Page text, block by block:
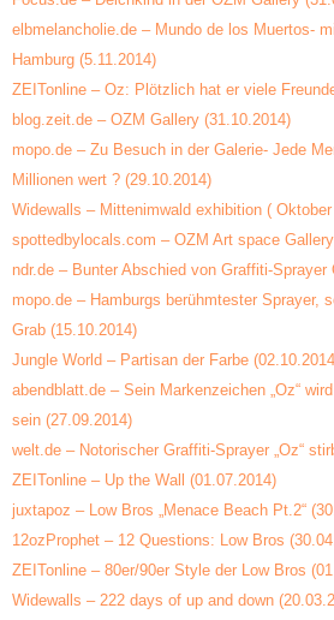
elbmelancholie.de – Mundo de los Muertos-
Hamburg (5.11.2014)
ZEITonline – Oz: Plötzlich hat er viele
blog.zeit.de – OZM Gallery (31.10.2014)
mopo.de – Zu Besuch in der Galerie- Jede
Millionen wert ? (29.10.2014)
Widewalls – Mittenimwald exhibition (
spottedbylocals.com – OZM Art space Gallery
ndr.de – Bunter Abschied von Graffiti-Sprayer
mopo.de – Hamburgs berühmtester Sprayer,
Grab (15.10.2014)
Jungle World – Partisan der Farbe
abendblatt.de – Sein Markenzeichen „Oz“
sein (27.09.2014)
welt.de – Notorischer Graffiti-Sprayer „Oz“
ZEITonline – Up the Wall (01.07.2014)
juxtapoz – Low Bros „Menace Beach Pt.2“
12ozProphet – 12 Questions: Low Bros
ZEITonline – 80er/90er Style der Low Bros
Widewalls – 222 days of up and down